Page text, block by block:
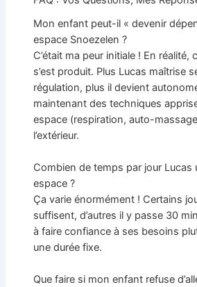
Mon enfant peut-il « devenir
espace Snoezelen ?
C’était ma peur initiale ! En réalité,
s’est produit. Plus Lucas maîtrise
régulation, plus il devient
maintenant des techniques
espace (respiration, auto-
l’extérieur.
Combien de temps par jour
espace ?
Ça varie énormément ! Certains
suffisent, d’autres il y passe 30
à faire confiance à ses besoins
une durée fixe.
Que faire si mon enfant refuse